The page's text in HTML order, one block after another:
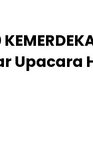
Upacara